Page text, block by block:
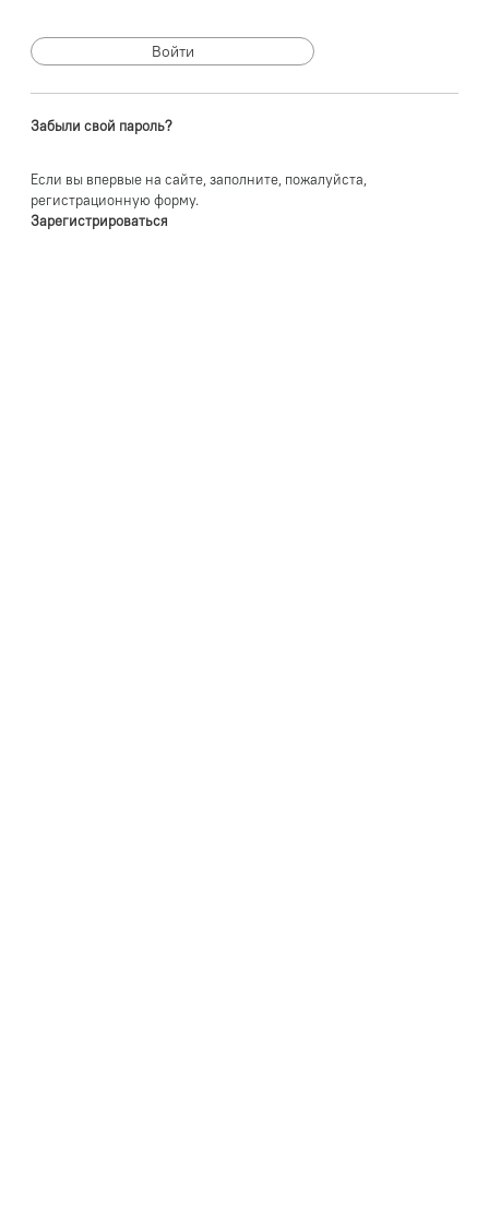
Забыли свой пароль?
Если вы впервые на сайте, заполните, пожалуйста,
регистрационную форму.
Зарегистрироваться